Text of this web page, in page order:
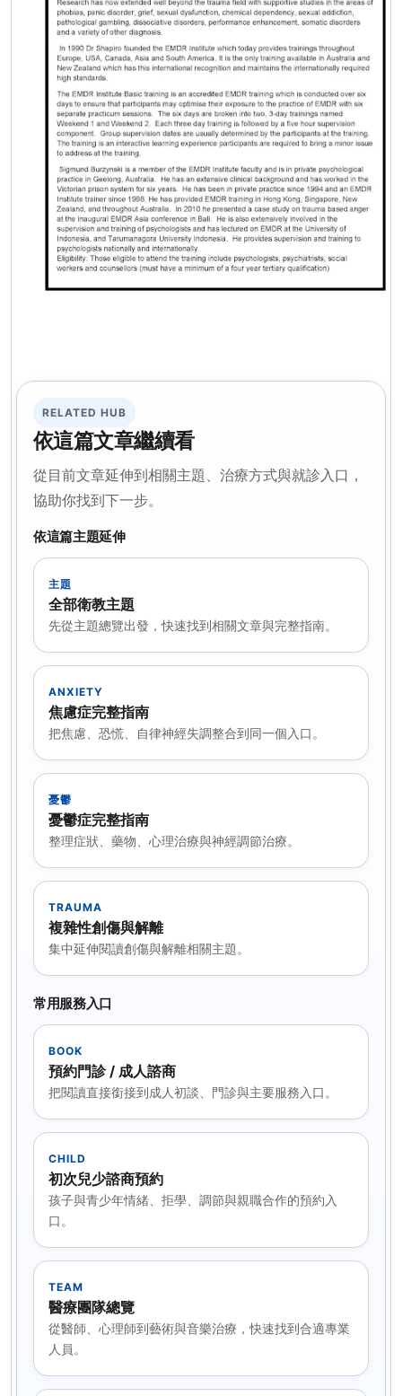
RELATED HUB
依這篇文章繼續看
從目前文章延伸到相關主題、治療方式與就診入口，
協助你找到下一步。
依這篇主題延伸
主題
全部衛教主題
先從主題總覽出發，快速找到相關文章與完整指南。
ANXIETY
焦慮症完整指南
把焦慮、恐慌、自律神經失調整合到同一個入口。
憂鬱
憂鬱症完整指南
整理症狀、藥物、心理治療與神經調節治療。
TRAUMA
複雜性創傷與解離
集中延伸閱讀創傷與解離相關主題。
常用服務入口
BOOK
預約門診 / 成人諮商
把閱讀直接銜接到成人初談、門診與主要服務入口。
CHILD
初次兒少諮商預約
孩子與青少年情緒、拒學、調節與親職合作的預約入
口。
TEAM
醫療團隊總覽
從醫師、心理師到藝術與音樂治療，快速找到合適專業
人員。